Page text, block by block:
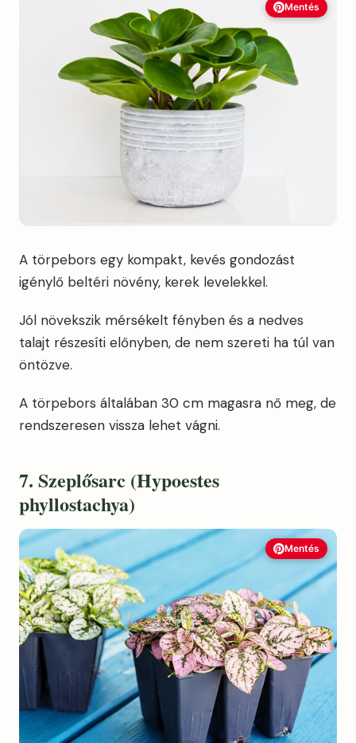
Mentés
A törpebors egy kompakt, kevés gondozást
igénylő beltéri növény, kerek levelekkel.
Jól növekszik mérsékelt fényben és a nedves
talajt részesíti előnyben, de nem szereti ha túl van
öntözve.
A törpebors általában 30 cm magasra nő meg, de
rendszeresen vissza lehet vágni.
7. Szeplősarc (Hypoestes
phyllostachya)
Mentés